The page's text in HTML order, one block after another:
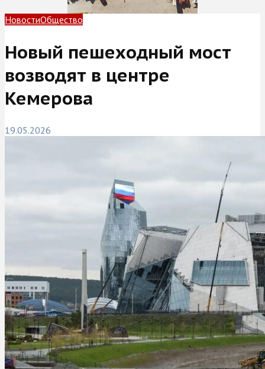
НовостиОбщество
Новый пешеходный мост
возводят в центре
Кемерова
19.05.2026